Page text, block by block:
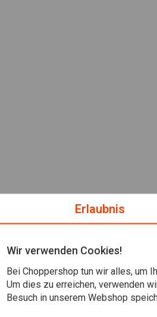
Erlaubnis
Wir verwenden Cookies!
Bei Choppershop tun wir alles, um
Um dies zu erreichen, verwenden
Besuch in unserem Webshop